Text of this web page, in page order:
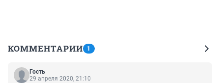
КОММЕНТАРИИ 1
Гость
29 апреля 2020, 21:10